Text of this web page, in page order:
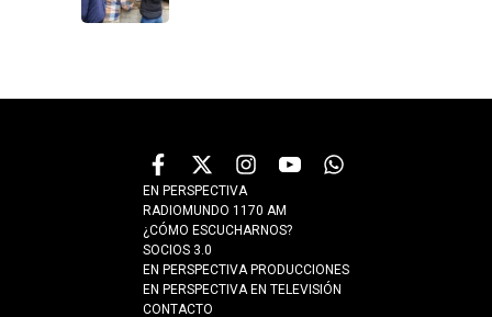
EN PERSPECTIVA
RADIOMUNDO 1170 AM
¿CÓMO ESCUCHARNOS?
SOCIOS 3.0
EN PERSPECTIVA PRODUCCIONES
EN PERSPECTIVA EN TELEVISIÓN
CONTACTO